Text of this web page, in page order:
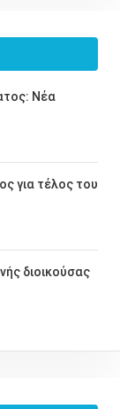
Νέα
για τέλος του
διοικούσας